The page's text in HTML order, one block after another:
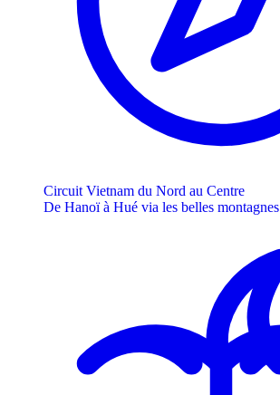
Circuit Vietnam du Nord au Centre
De Hanoï à Hué via les belles montagnes